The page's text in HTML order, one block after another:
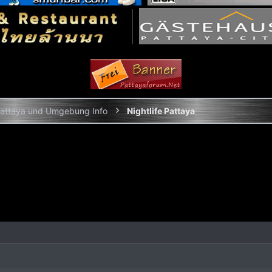
und Umgebung Info Nightlife Pattaya